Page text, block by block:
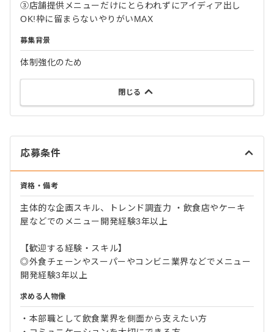
③店舗提供メニューだけにとらわれずにアイディア出し
OK!枠に留まらないやりがいMAX
募集背景
体制強化のため
閉じる
応募条件
資格・備考
主体的な企画スキル、トレンド調査力 ・飲食店やケーキ
屋などでのメニュー開発経験3年以上
【歓迎する経験・スキル】
◎外食チェーンやスーパーやコンビニ業界などでメニュー
開発経験3年以上
求める人物像
・本部職として飲食業界を側面から支えたい方